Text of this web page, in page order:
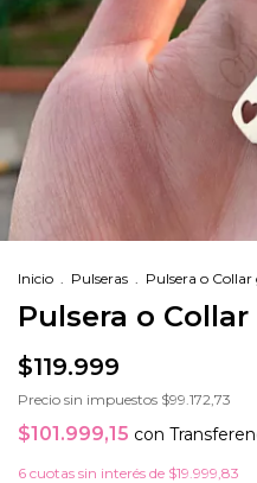
Inicio . Pulseras . Pulsera o
Pulsera o
$119.999
Precio sin impuestos $99.172,73
$101.999,15 con
6 cuotas sin interés de $19.999,83